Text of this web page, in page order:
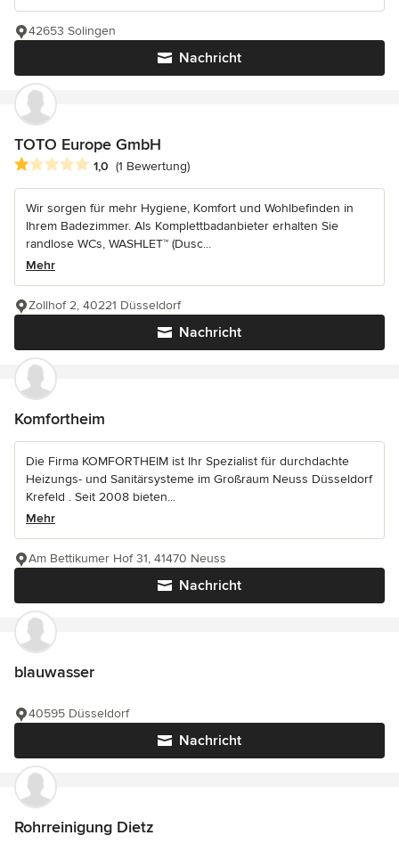
Nachricht
42653 Solingen
TOTO Europe GmbH
Durchschnittliche Bewertung: 1 von 5 Sternen
1,0 (1 Bewertung)
Wir sorgen für mehr Hygiene, Komfort und Wohlbefinden in
Ihrem Badezimmer. Als Komplettbadanbieter erhalten Sie
randlose WCs, WASHLET™ (Dusc...
Mehr
Nachricht
Zollhof 2, 40221 Düsseldorf
Komfortheim
Die Firma KOMFORTHEIM ist Ihr Spezialist für durchdachte
Heizungs- und Sanitärsysteme im Großraum Neuss Düsseldorf
Krefeld . Seit 2008 bieten...
Mehr
Nachricht
Am Bettikumer Hof 31, 41470 Neuss
blauwasser
Nachricht
40595 Düsseldorf
Rohrreinigung Dietz